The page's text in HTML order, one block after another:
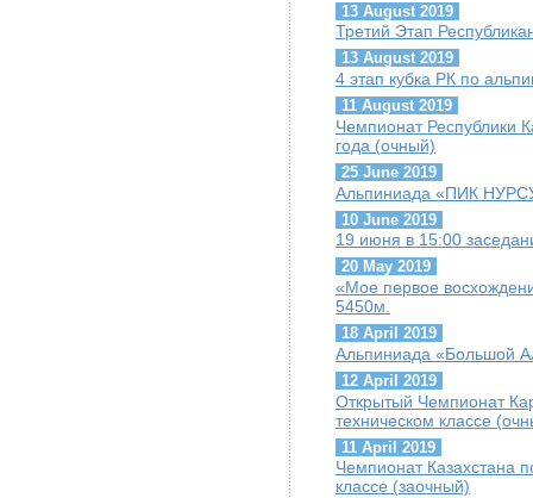
13 August 2019
Третий Этап
13 August 2019
4 этап кубка РК по
11 August 2019
Чемпионат Республики
года (очный)
25 June 2019
Альпиниада «ПИК
10 June 2019
19 июня в 15:00
20 May 2019
«Мое первое
5450м.
18 April 2019
Альпиниада «Большой
12 April 2019
Открытый Чемпионат
техническом классе
11 April 2019
Чемпионат Казахстана
классе (заочный)